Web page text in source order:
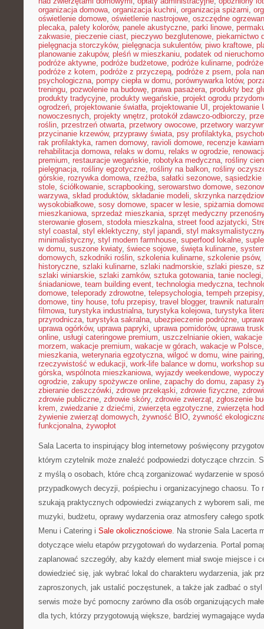
organizacja domowa, organizacja kuchni, organizacja spiżarni,
oświetlenie domowe, oświetlenie nastrojowe, oszczędne
plecaka, palety kolorów, panele akustyczne, parki linowe,
zakwasie, pieczenie ciast, pieczywo bezglutenowe, piekarnictwo
pielęgnacja storczyków, pielęgnacja sukulentów, piwo kraftowe,
planowanie zakupów, pleśń w mieszkaniu, podatek od
podróże aktywne, podróże budżetowe, podróże kulinarne,
podróże z kotem, podróże z przyczepą, podróże z psem, pola
psychologiczna, pompy ciepła w domu, porównywarka lotów,
treningu, pozwolenie na budowę, prawa pasażera, produkty bez
produkty tradycyjne, produkty wegańskie, projekt ogrodu
ogrodzeń, projektowanie światła, projektowanie UI , projektowanie
nowoczesnych, projekty wnętrz, protokół zdawczo-odbiorczy,
roślin, przestrzeń otwarta, przetwory owocowe, przetwory
przycinanie krzewów, przyprawy świata, psy profilaktyka,
rak profilaktyka, ramen domowy, ravioli domowe, recenzje
rehabilitacja domowa, relaks w domu, relaks w ogrodzie,
premium, restauracje wegańskie, robotyka medyczna, rośliny
pielęgnacja, rośliny egzotyczne, rośliny na balkon, rośliny
górskie, rozrywka domowa, rzeźba, sałatki sezonowe, sąsiedzkie
stole, ściółkowanie, scrapbooking, serowarstwo domowe,
warzywa, skład produktów, składanie modeli, skrzynka
wysokobiałkowe, sosy domowe, spacer w lesie, spiżarnia
mieszkaniowa, sprzedaż mieszkania, sprzęt medyczny przenośny
sterowanie głosem, stodoła mieszkalna, street food azjatycki,
styl coastal , styl eklektyczny, styl japandi, styl maksymalistyczny
minimalistyczny, styl modern farmhouse, superfood lokalne,
w domu, suszone kwiaty, świece sojowe, święta kulinarne,
domowych, szkodniki roślin, szkolenia kulinarne, szkolenie psów,
historyczne, szlaki kulinarne, szlaki nadmorskie, szlaki piesze,
szlaki winiarskie, szlaki zamków, sztuka gotowania, tanie noclegi
śniadaniowe, team building event, technologia medyczna,
domowe, teleporady zdrowotne, telepsychologia, tempeh przepisy
domowe, tiny house, tofu przepisy, travel blogger, trawnik
filmowa, turystyka industrialna, turystyka kolejowa, turystyka
przyrodnicza, turystyka sakralna, ubezpieczenie podróżne,
uprawa ogórków, uprawa papryki, uprawa pomidorów, uprawa
online, usługi cateringowe premium, uszczelnianie okien,
morzem, wakacje premium, wakacje w górach, wakacje w Polsce
mieszkania, weterynaria egzotyczna, wilgoć w domu, wine pairing
rzeczywistość w edukacji, work-life balance w domu, workshop
górska, wspólnota mieszkaniowa, wyjazdy weekendowe,
ogrodzie, zakupy spożywcze online, zapachy do domu, zapasy
zbieranie deszczówki, zdrowe przekąski, zdrowie fizyczne,
zdrowie publiczne, zdrowie skóry, zdrowie zwierząt, zgłoszenie
krem, zwiedzanie z dziećmi, zwierzęta egzotyczne, zwierzęta
żywienie zwierząt domowych, żywność BIO, żywność
funkcjonalna, żywopłot
Sala Lacerta to inspirujący blog internetowy poświęcony
którym czytelnik może znaleźć podpowiedzi dotyczące chrzcin.
z myślą o osobach, które chcą zorganizować wydarzenie w
przypadkowych decyzji, pośpiechu i organizacyjnego chaosu.
szukają praktycznych odpowiedzi związanych z wyborem sali,
muzyki, budżetu, oprawy wydarzenia oraz atmosfery całego
Menu i Catering i Sale okolicznościowe. Na stronie Sala Lacerta
dotyczące wielu etapów przygotowań do wydarzenia. Portal
zaplanować szczegóły, aby każdy element miał swoje miejsce i
dowiedzieć się, jak wybrać lokal do charakteru wydarzenia, jak
zaproszonych, jak ustalić poczęstunek, a także jak zadbać o
serwis może być pomocny zarówno dla osób organizujących
dla tych, którzy przygotowują większe, bardziej wymagające